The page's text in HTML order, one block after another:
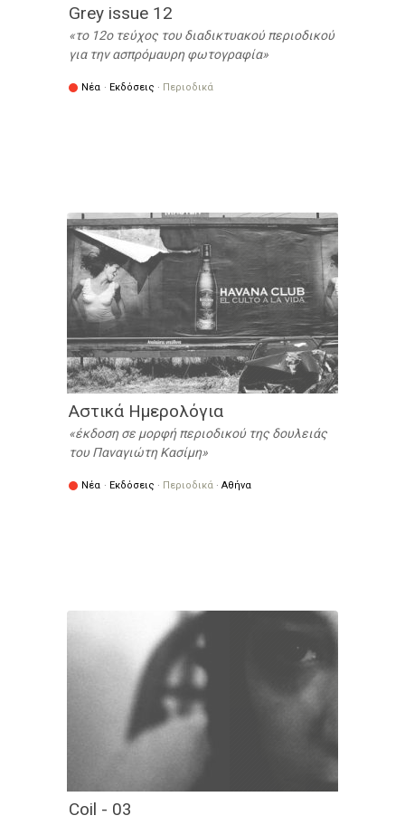
Grey issue 12
τo 12o τεύχος του διαδικτυακού περιοδικού
για την ασπρόμαυρη φωτογραφία
Νέα · Εκδόσεις · Περιοδικά
Αστικά Ημερολόγια
έκδοση σε μορφή περιοδικού της δουλειάς
του Παναγιώτη Κασίμη
Νέα · Εκδόσεις · Περιοδικά · Αθήνα
Coil - 03